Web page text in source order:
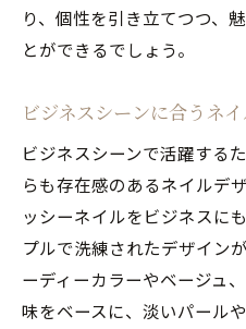
り、個性を引き立てつつ、
とができるでしょう。
ビジネスシーンに合うネ
ビジネスシーンで活躍する
らも存在感のあるネイルデ
ッシーネイルをビジネスに
プルで洗練されたデザイン
ーディーカラーやベージュ
味をベースに、淡いパール